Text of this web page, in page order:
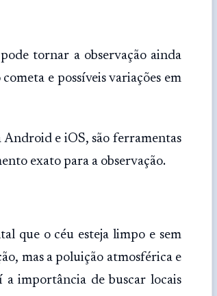
tornar a observação ainda
e possíveis variações em
Android e iOS, são ferramentas
exato para a observação.
que o céu esteja limpo e sem
mas a poluição atmosférica e
a importância de buscar locais